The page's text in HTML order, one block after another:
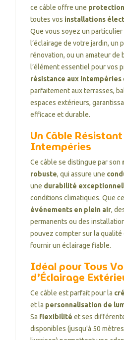
ce câble offre une
toutes vos installations
Que vous soyez un
l’éclairage de votre jardin, un
rénovation, ou un amateur de
l’élément essentiel pour vos
résistance aux intempéries
parfaitement aux terrasses,
espaces extérieurs,
efficace et durable.
Un Câble
Intempéries
Ce câble se distingue par son
robuste, qui assure une
une durabilité
conditions climatiques. Que
événements en plein air,
permanents ou des
pouvez compter sur la
fournir un éclairage fiable.
Idéal pour Tous
d’Éclairage
Ce câble est parfait pour la
et la personnalisation de
Sa flexibilité et ses
disponibles (jusqu'à 50